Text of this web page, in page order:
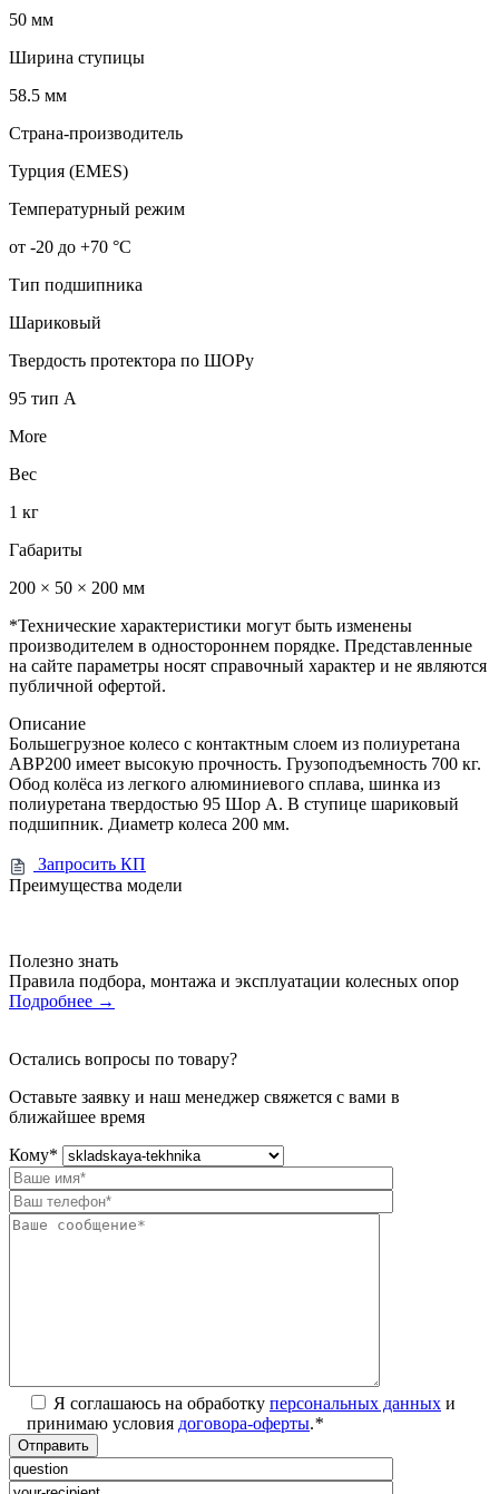
50 мм
Ширина ступицы
58.5 мм
Страна-производитель
Турция (EMES)
Температурный режим
от -20 до +70 °С
Тип подшипника
Шариковый
Твердость протектора по ШОРу
95 тип А
More
Вес
1 кг
Габариты
200 × 50 × 200 мм
*Технические характеристики могут быть изменены
производителем в одностороннем порядке. Представленные
на сайте параметры носят справочный характер и не являются
публичной офертой.
Описание
Большегрузное колесо с контактным слоем из полиуретана
ABP200 имеет высокую прочность. Грузоподъемность 700 кг.
Обод колёса из легкого алюминиевого сплава, шинка из
полиуретана твердостью 95 Шор А. В ступице шариковый
подшипник. Диаметр колеса 200 мм.
Запросить КП
Преимущества модели
Полезно знать
Правила подбора, монтажа и эксплуатации колесных опор
Подробнее →
Остались вопросы по товару?
Оставьте заявку и наш менеджер свяжется с вами в
ближайшее время
Кому*
Я соглашаюсь на обработку персональных данных и
принимаю условия договора-оферты.*